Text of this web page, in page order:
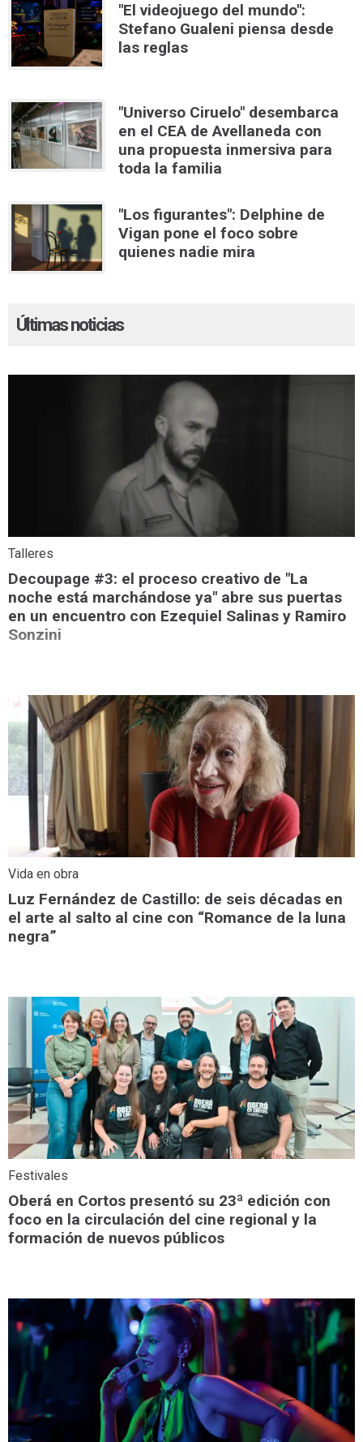
"El videojuego del mundo":
Stefano Gualeni piensa desde
las reglas
"Universo Ciruelo" desembarca
en el CEA de Avellaneda con
una propuesta inmersiva para
toda la familia
"Los figurantes": Delphine de
Vigan pone el foco sobre
quienes nadie mira
Últimas noticias
Talleres
Decoupage #3: el proceso creativo de "La
noche está marchándose ya" abre sus puertas
en un encuentro con Ezequiel Salinas y Ramiro
Sonzini
Vida en obra
Luz Fernández de Castillo: de seis décadas en
el arte al salto al cine con “Romance de la luna
negra”
Festivales
Oberá en Cortos presentó su 23ª edición con
foco en la circulación del cine regional y la
formación de nuevos públicos